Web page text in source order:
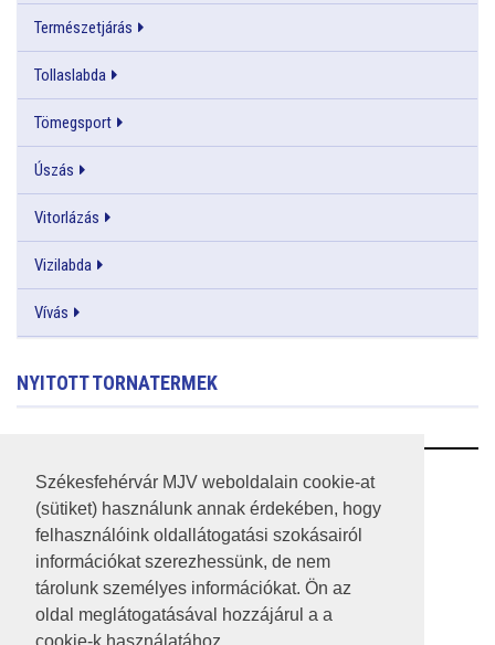
Székesfehérvár MJV weboldalain cookie-at
(sütiket) használunk annak érdekében, hogy
felhasználóink oldallátogatási szokásairól
információkat szerezhessünk, de nem
tárolunk személyes információkat. Ön az
oldal meglátogatásával hozzájárul a a
Természetjárás
Tollaslabda
Tömegsport
Úszás
Vitorlázás
Vizilabda
Vívás
NYITOTT TORNATERMEK
RSS
A HONLAP 2017.03.31-I ÁLLAPOTA
JOGI NYILATKOZAT
IMPRESSZUM